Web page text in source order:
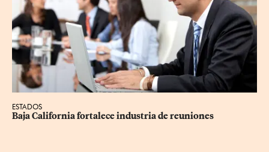
ESTADOS
Baja California fortalece industria de reuniones